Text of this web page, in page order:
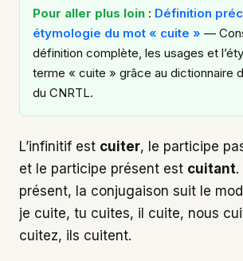
Pour aller plus loin : Définition
étymologie du mot « cuite » —
définition complète, les usages et
terme « cuite » grâce au dictionnaire
du CNRTL.
L’infinitif est cuiter, le participe
et le participe présent est cuitant.
présent, la conjugaison suit le
je cuite, tu cuites, il cuite, nous
cuitez, ils cuitent.